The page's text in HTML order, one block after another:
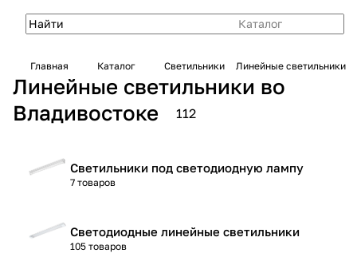
Каталог
Главная Каталог Светильники Линейные светильники
Линейные светильники во
Владивостоке
112
Светильники под светодиодную лампу
7 товаров
Светодиодные линейные светильники
105 товаров